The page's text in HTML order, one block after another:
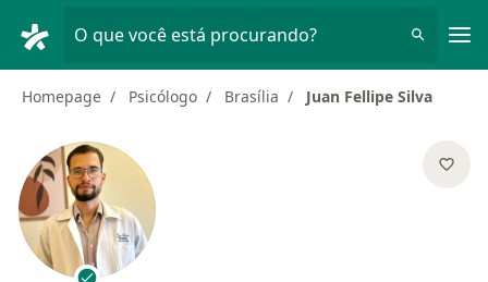
O que você está procurando?
Homepage Psicólogo Brasília Juan Fellipe Silva